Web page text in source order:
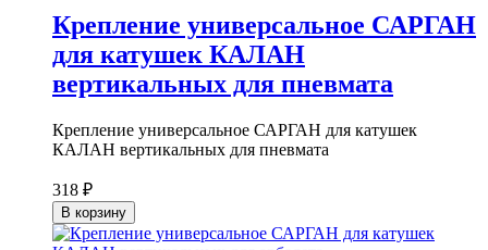
Крепление универсальное САРГАН
для катушек КАЛАН
вертикальных для пневмата
Крепление универсальное САРГАН для катушек
КАЛАН вертикальных для пневмата
318 ₽
В корзину